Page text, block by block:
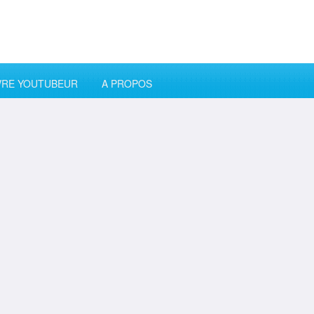
YOUTUBEUR A PROPOS